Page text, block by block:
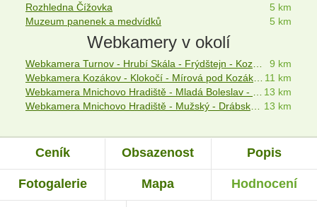
Rozhledna Čížovka
5 km
Muzeum panenek a medvídků
5 km
Webkamery v okolí
9 km
11 km
13 km
13 km
Ceník Obsazenost Popis
Fotogalerie Mapa Hodnocení